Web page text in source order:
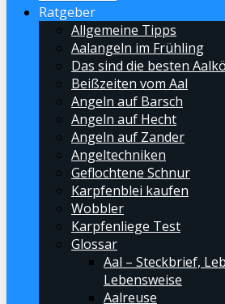
Ratgeber
Allgemeine Tipps
Aalangeln im Frühling
Das sind die besten
Beißzeiten vom Aal
Angeln auf Barsch
Angeln auf Hecht
Angeln auf Zander
Angeltechniken
Geflochtene Schnur
Karpfenblei kaufen
Wobbler
Karpfenliege Test
Glossar
Aal – Steckbrief,
Lebensweise
Aalreuse